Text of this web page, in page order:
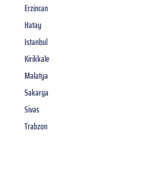
Erzincan
Hatay
Istanbul
Kirikkale
Malatya
Sakarya
Sivas
Trabzon